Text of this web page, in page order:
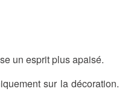
un esprit plus apaisé.
sur la décoration.